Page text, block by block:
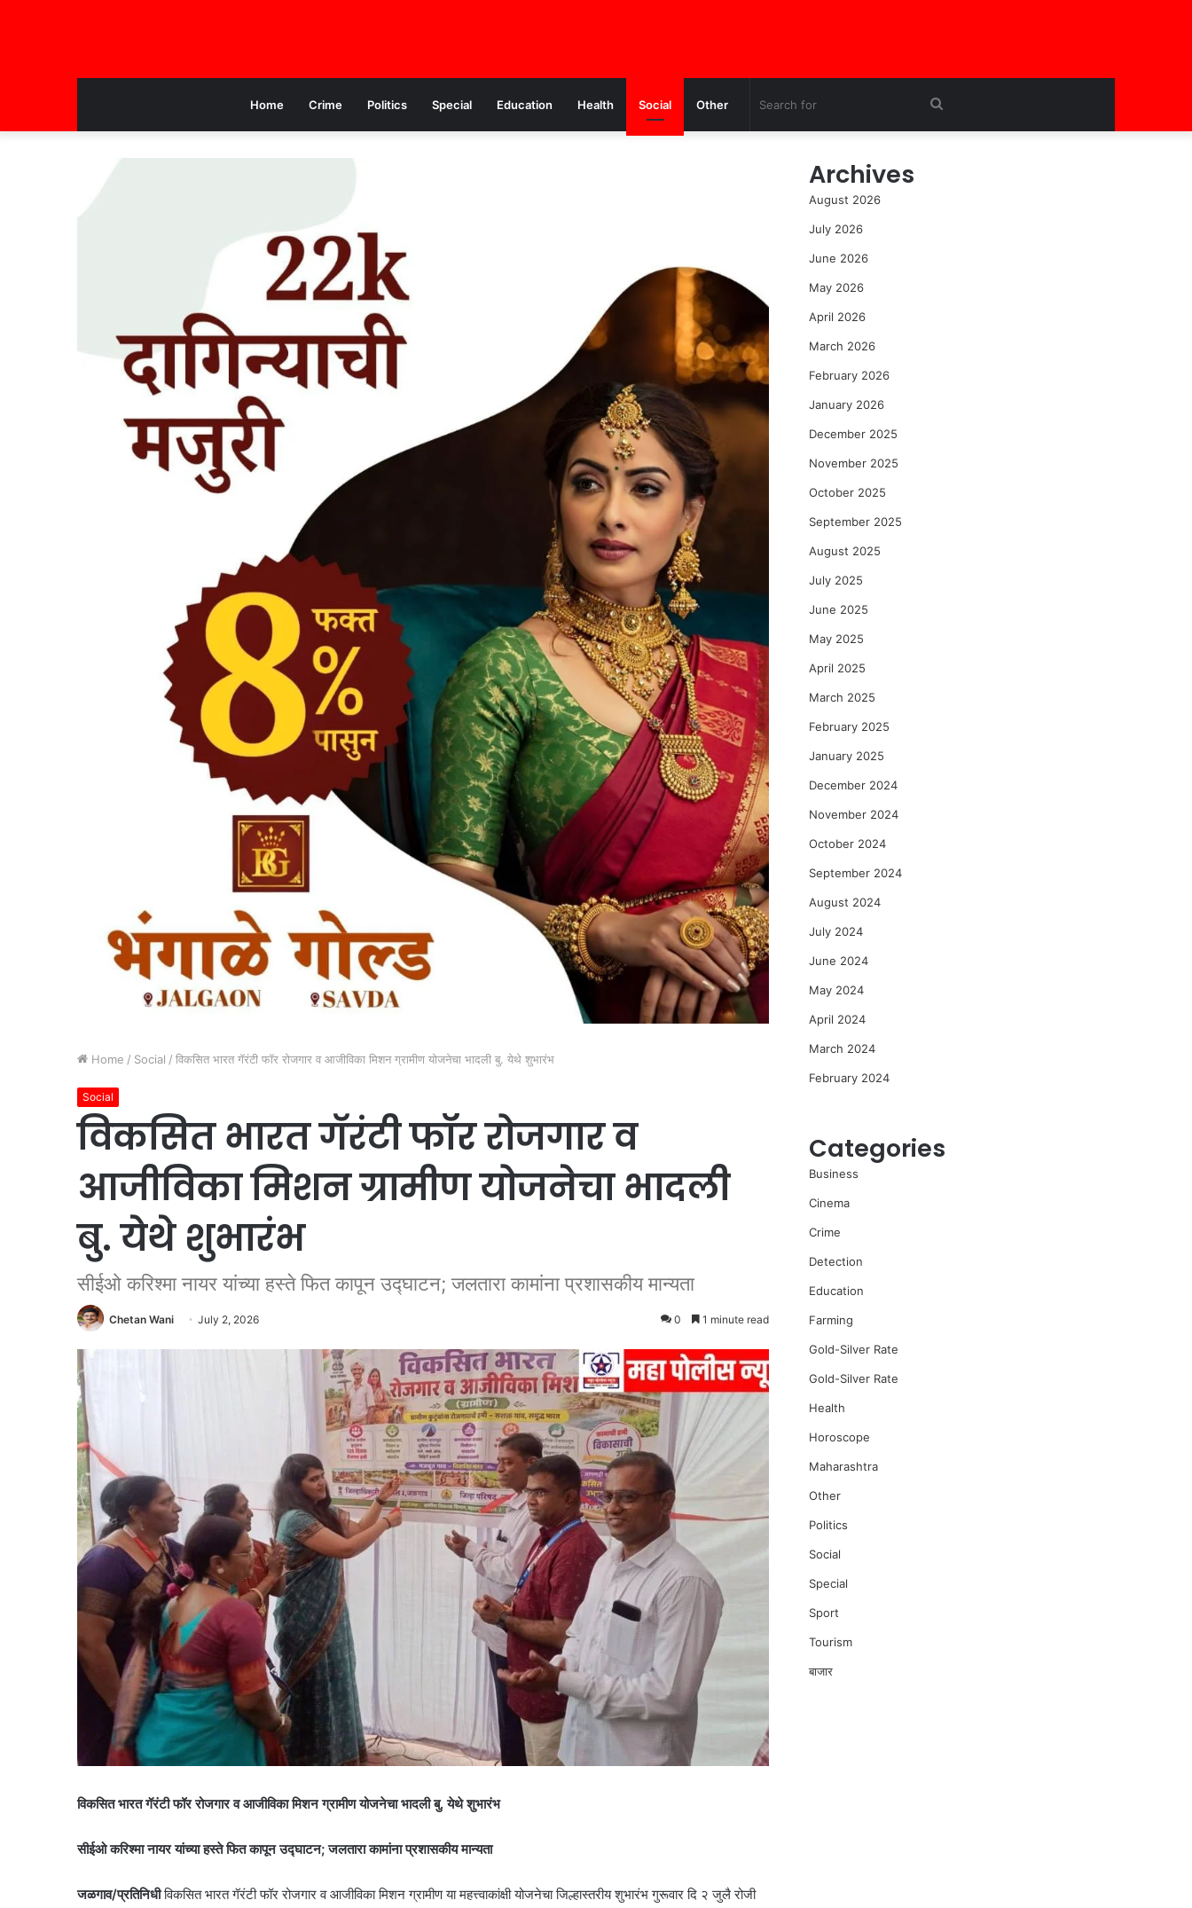
Home Crime Politics Special Education Health Social Other
Home / Social / विकसित भारत गॅरंटी फॉर रोजगार व आजीविका मिशन ग्रामीण योजनेचा भादली बु. येथे शुभारंभ
Social
विकसित भारत गॅरंटी फॉर रोजगार व
आजीविका मिशन ग्रामीण योजनेचा भादली
बु. येथे शुभारंभ
सीईओ करिश्मा नायर यांच्या हस्ते फित कापून उद्घाटन; जलतारा कामांना प्रशासकीय मान्यता
Chetan Wani July 2, 2026 0 1 minute read
विकसित भारत गॅरंटी फॉर रोजगार व आजीविका मिशन ग्रामीण योजनेचा भादली बु. येथे शुभारंभ
सीईओ करिश्मा नायर यांच्या हस्ते फित कापून उद्घाटन; जलतारा कामांना प्रशासकीय मान्यता
जळगाव/प्रतिनिधीविकसित भारत गॅरंटी फॉर रोजगार व आजीविका मिशन ग्रामीण या महत्त्वाकांक्षी योजनेचा जिल्हास्तरीय शुभारंभ गुरूवार दि २ जुलै रोजी
Archives
August 2026
July 2026
June 2026
May 2026
April 2026
March 2026
February 2026
January 2026
December 2025
November 2025
October 2025
September 2025
August 2025
July 2025
June 2025
May 2025
April 2025
March 2025
February 2025
January 2025
December 2024
November 2024
October 2024
September 2024
August 2024
July 2024
June 2024
May 2024
April 2024
March 2024
February 2024
Categories
Business
Cinema
Crime
Detection
Education
Farming
Gold-Silver Rate
Gold-Silver Rate
Health
Horoscope
Maharashtra
Other
Politics
Social
Special
Sport
Tourism
बाजार